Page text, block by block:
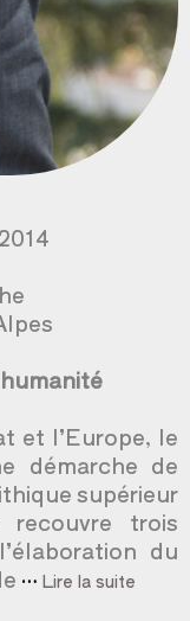
et l’Europe, le
démarche de
supérieur
recouvre trois
du
… Lire la suite